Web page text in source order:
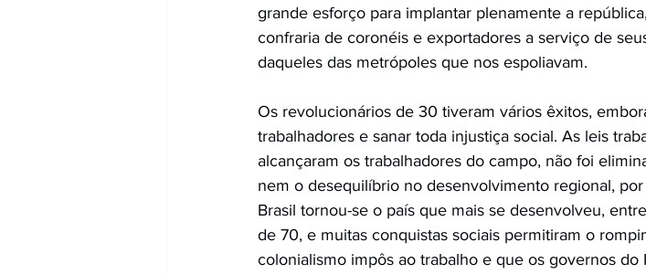
grande esforço para implantar plenamente a
confraria de coronéis e exportadores a serviço de
daqueles das metrópoles que nos espoliavam.
Os revolucionários de 30 tiveram vários êxitos,
trabalhadores e sanar toda injustiça social. As leis
alcançaram os trabalhadores do campo, não foi
nem o desequilíbrio no desenvolvimento regional,
Brasil tornou-se o país que mais se desenvolveu,
de 70, e muitas conquistas sociais permitiram o
colonialismo impôs ao trabalho e que os governos do